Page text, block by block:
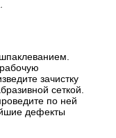
посторонних
Если в
то смочите их